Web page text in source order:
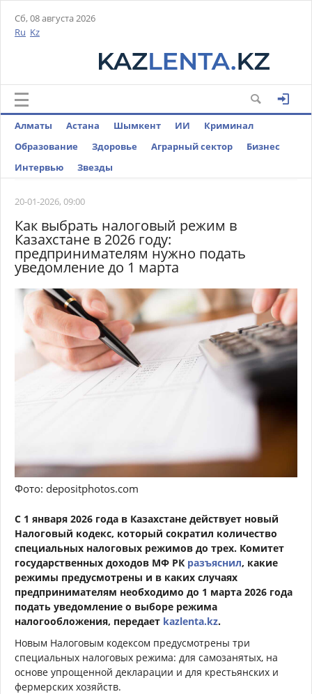
Сб, 08 августа 2026
Ru Kz
Алматы Астана Шымкент ИИ
Криминал
Образование
Здоровье Аграрный сектор
Бизнес
Интервью
Звезды
20-01-2026, 09:00
Как выбрать налоговый режим в
Казахстане в 2026 году:
предпринимателям нужно подать
уведомление до 1 марта
Фото: depositphotos.com
С 1 января 2026 года в Казахстане действует новый
Налоговый кодекс, который сократил количество
специальных налоговых режимов до трех. Комитет
государственных доходов МФ РК разъяснил, какие
режимы предусмотрены и в каких случаях
предпринимателям необходимо до 1 марта 2026 года
подать уведомление о выборе режима
налогообложения, передает kazlenta.kz.
Новым Налоговым кодексом предусмотрены три
специальных налоговых режима: для самозанятых, на
основе упрощенной декларации и для крестьянских и
фермерских хозяйств.